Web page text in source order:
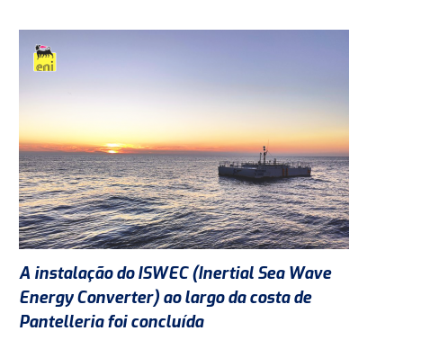
A instalação do ISWEC (Inertial Sea Wave
Energy Converter) ao largo da costa de
Pantelleria foi concluída